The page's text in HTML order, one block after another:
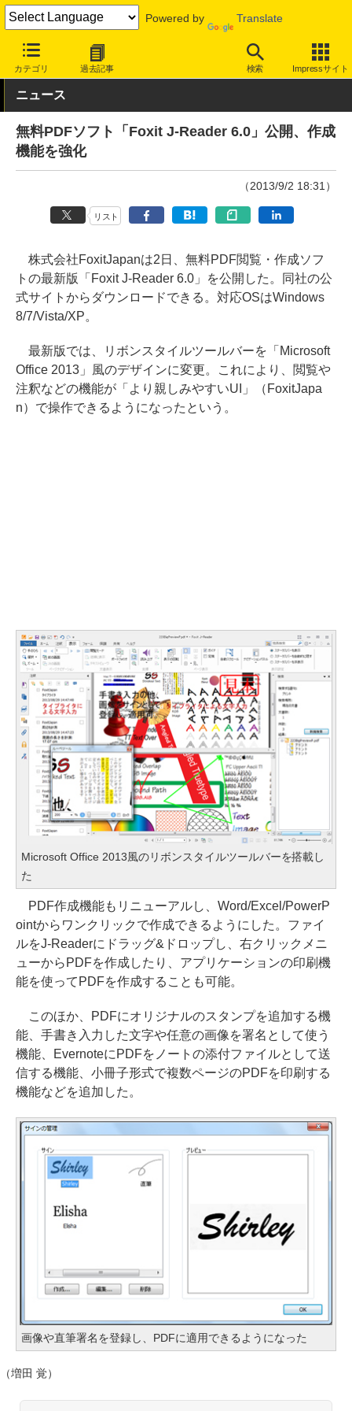
Powered by Translate
カテゴリ 過去記事 検索 Impressサイト
INTERNET Watch サービス/ソフト ソフトウェア PCアプリ
ニュース
無料PDFソフト「Foxit J-Reader 6.0」公開、作成
機能を強化
（2013/9/2 18:31）
リスト
株式会社FoxitJapanは2日、無料PDF閲覧・作成ソフ
トの最新版「Foxit J-Reader 6.0」を公開した。同社の公
式サイトからダウンロードできる。対応OSはWindows
8/7/Vista/XP。
最新版では、リボンスタイルツールバーを「Microsoft
Office 2013」風のデザインに変更。これにより、閲覧や
注釈などの機能が「より親しみやすいUI」（FoxitJapa
n）で操作できるようになったという。
Microsoft Office 2013風のリボンスタイルツールバーを搭載し
た
PDF作成機能もリニューアルし、Word/Excel/PowerP
ointからワンクリックで作成できるようにした。ファイ
ルをJ-Readerにドラッグ&ドロップし、右クリックメニ
ューからPDFを作成したり、アプリケーションの印刷機
能を使ってPDFを作成することも可能。
このほか、PDFにオリジナルのスタンプを追加する機
能、手書き入力した文字や任意の画像を署名として使う
機能、EvernoteにPDFをノートの添付ファイルとして送
信する機能、小冊子形式で複数ページのPDFを印刷する
機能などを追加した。
画像や直筆署名を登録し、PDFに適用できるようになった
（増田 覚）